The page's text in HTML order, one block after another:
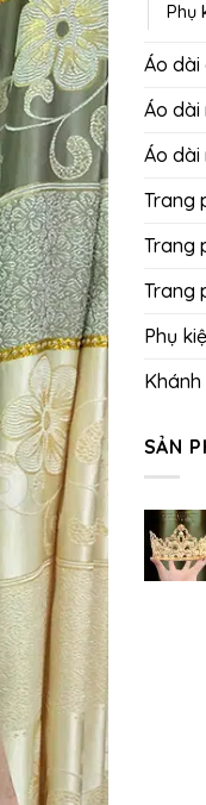
Phụ
Áo dài
Áo dài
Áo dài
Trang
Trang
Trang
Phụ
SẢN